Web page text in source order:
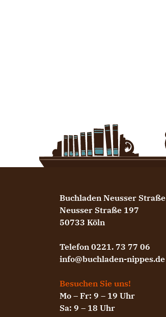
Buchladen Neusser Straße
Neusser Straße 197
50733 Köln
Telefon 0221. 73 77 06
info@buchladen-nippes.de
Besuchen Sie uns!
Mo – Fr: 9 – 19 Uhr
Sa: 9 – 18 Uhr